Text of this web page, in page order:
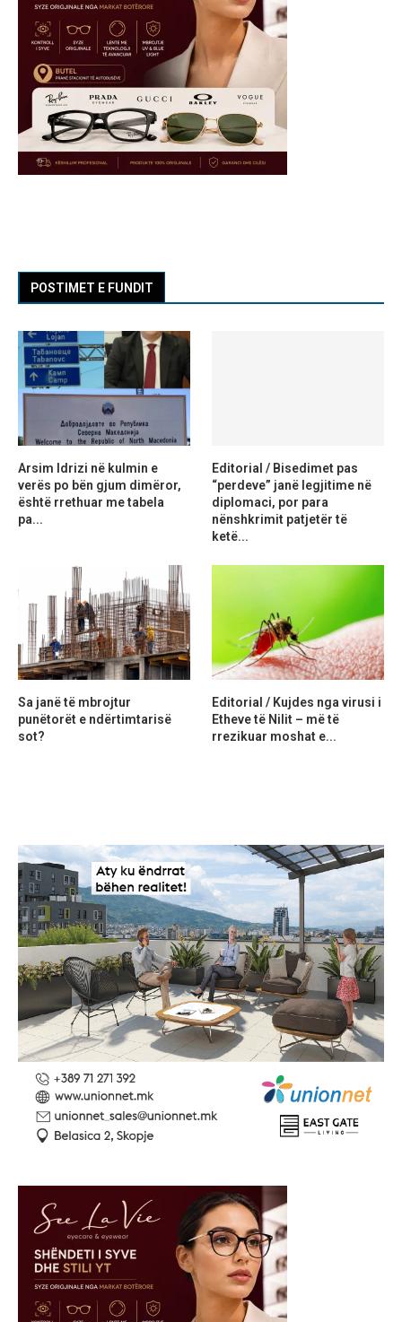
POSTIMET E FUNDIT
Arsim Idrizi në kulmin e
verës po bën gjum dimëror,
është rrethuar me tabela
pa...
Editorial / Bisedimet pas
“perdeve” janë legjitime në
diplomaci, por para
nënshkrimit patjetër të
ketë...
Sa janë të mbrojtur
punëtorët e ndërtimtarisë
sot?
Editorial / Kujdes nga virusi i
Etheve të Nilit – më të
rrezikuar moshat e...